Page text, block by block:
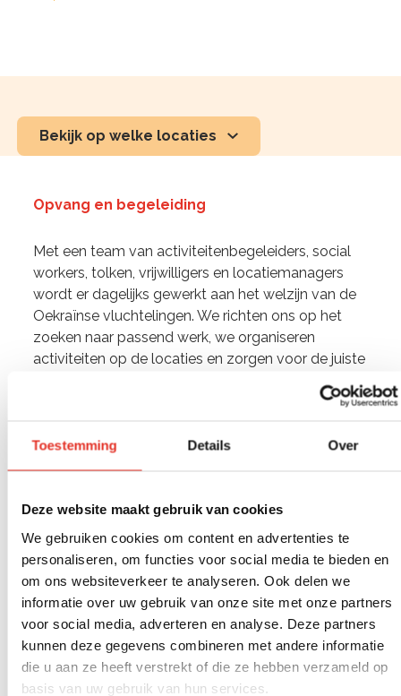
Toestemming Details Over
Deze website maakt gebruik van cookies
We gebruiken cookies om content en advertenties te
personaliseren, om functies voor social media te bieden en
om ons websiteverkeer te analyseren. Ook delen we
informatie over uw gebruik van onze site met onze partners
voor social media, adverteren en analyse. Deze partners
kunnen deze gegevens combineren met andere informatie
die u aan ze heeft verstrekt of die ze hebben verzameld op
basis van uw gebruik van hun services.
Bekijk op welke locaties
Opvang en begeleiding
Met een team van activiteitenbegeleiders, social
workers, tolken, vrijwilligers en locatiemanagers
wordt er dagelijks gewerkt aan het welzijn van de
Oekraïnse vluchtelingen. We richten ons op het
zoeken naar passend werk, we organiseren
activiteiten op de locaties en zorgen voor de juiste
maken met trauma’s. Ze verblijven in een vreemd
gezinnen zijn incompleet, omdat de man de grens
luisterend oor en proberen zo goed als mogelijk te
helpen bij heel uiteenlopende vragen en
problemen. We werken aan vertrouwen, zodat
steeds meer persoonlijke verhalen gedeeld
worden. Door te luisteren, persoonlijke aandacht te
geven en af te leiden zijn we er voor deze mensen
in nood.